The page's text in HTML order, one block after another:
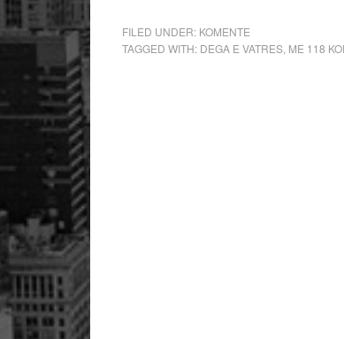
FILED UNDER: KOMENTE
TAGGED WITH: DEGA E VATRES ME 118